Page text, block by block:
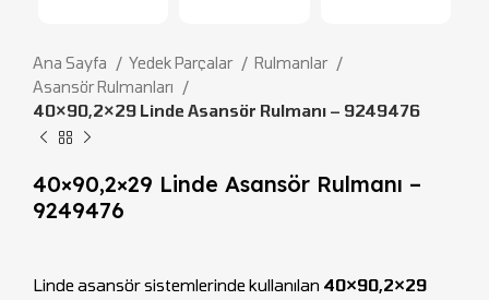
Ana Sayfa Yedek Parçalar
Rulmanlar
Asansör Rulmanları
40×90,2×29 Linde Asansör Rulmanı – 9249476
40×90,2×29 Linde Asansör Rulmanı –
9249476
Linde asansör sistemlerinde kullanılan 40×90,2×29